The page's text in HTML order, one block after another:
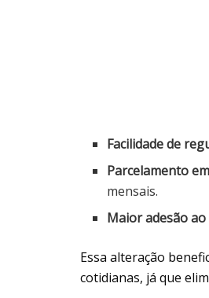
Facilidade de
Parcelamento
mensais.
Maior adesão
Essa alteração
cotidianas, já que